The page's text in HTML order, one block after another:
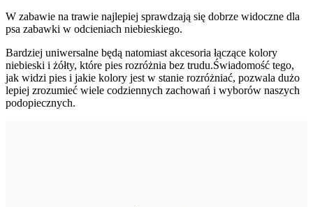
W zabawie na trawie najlepiej sprawdzają się dobrze widoczne dla
psa zabawki w odcieniach niebieskiego.
Bardziej uniwersalne będą natomiast akcesoria łączące kolory
niebieski i żółty, które pies rozróżnia bez trudu.Świadomość tego,
jak widzi pies i jakie kolory jest w stanie rozróżniać, pozwala dużo
lepiej zrozumieć wiele codziennych zachowań i wyborów naszych
podopiecznych.